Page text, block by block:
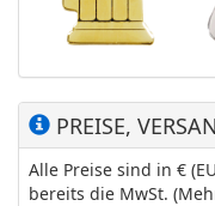
PREISE,
Alle Preise sind in €
bereits die MwSt.